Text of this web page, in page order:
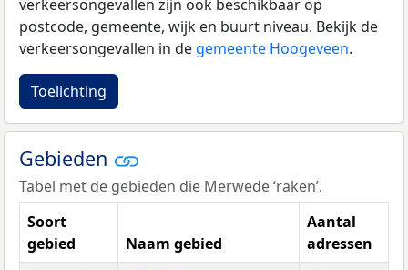
verkeersongevallen zijn ook beschikbaar op
postcode, gemeente, wijk en buurt niveau. Bekijk de
verkeersongevallen in de gemeente Hoogeveen.
Toelichting
Gebieden
Tabel met de gebieden die Merwede ‘raken’.
Soort
gebied
Naam gebied
Aantal
adressen